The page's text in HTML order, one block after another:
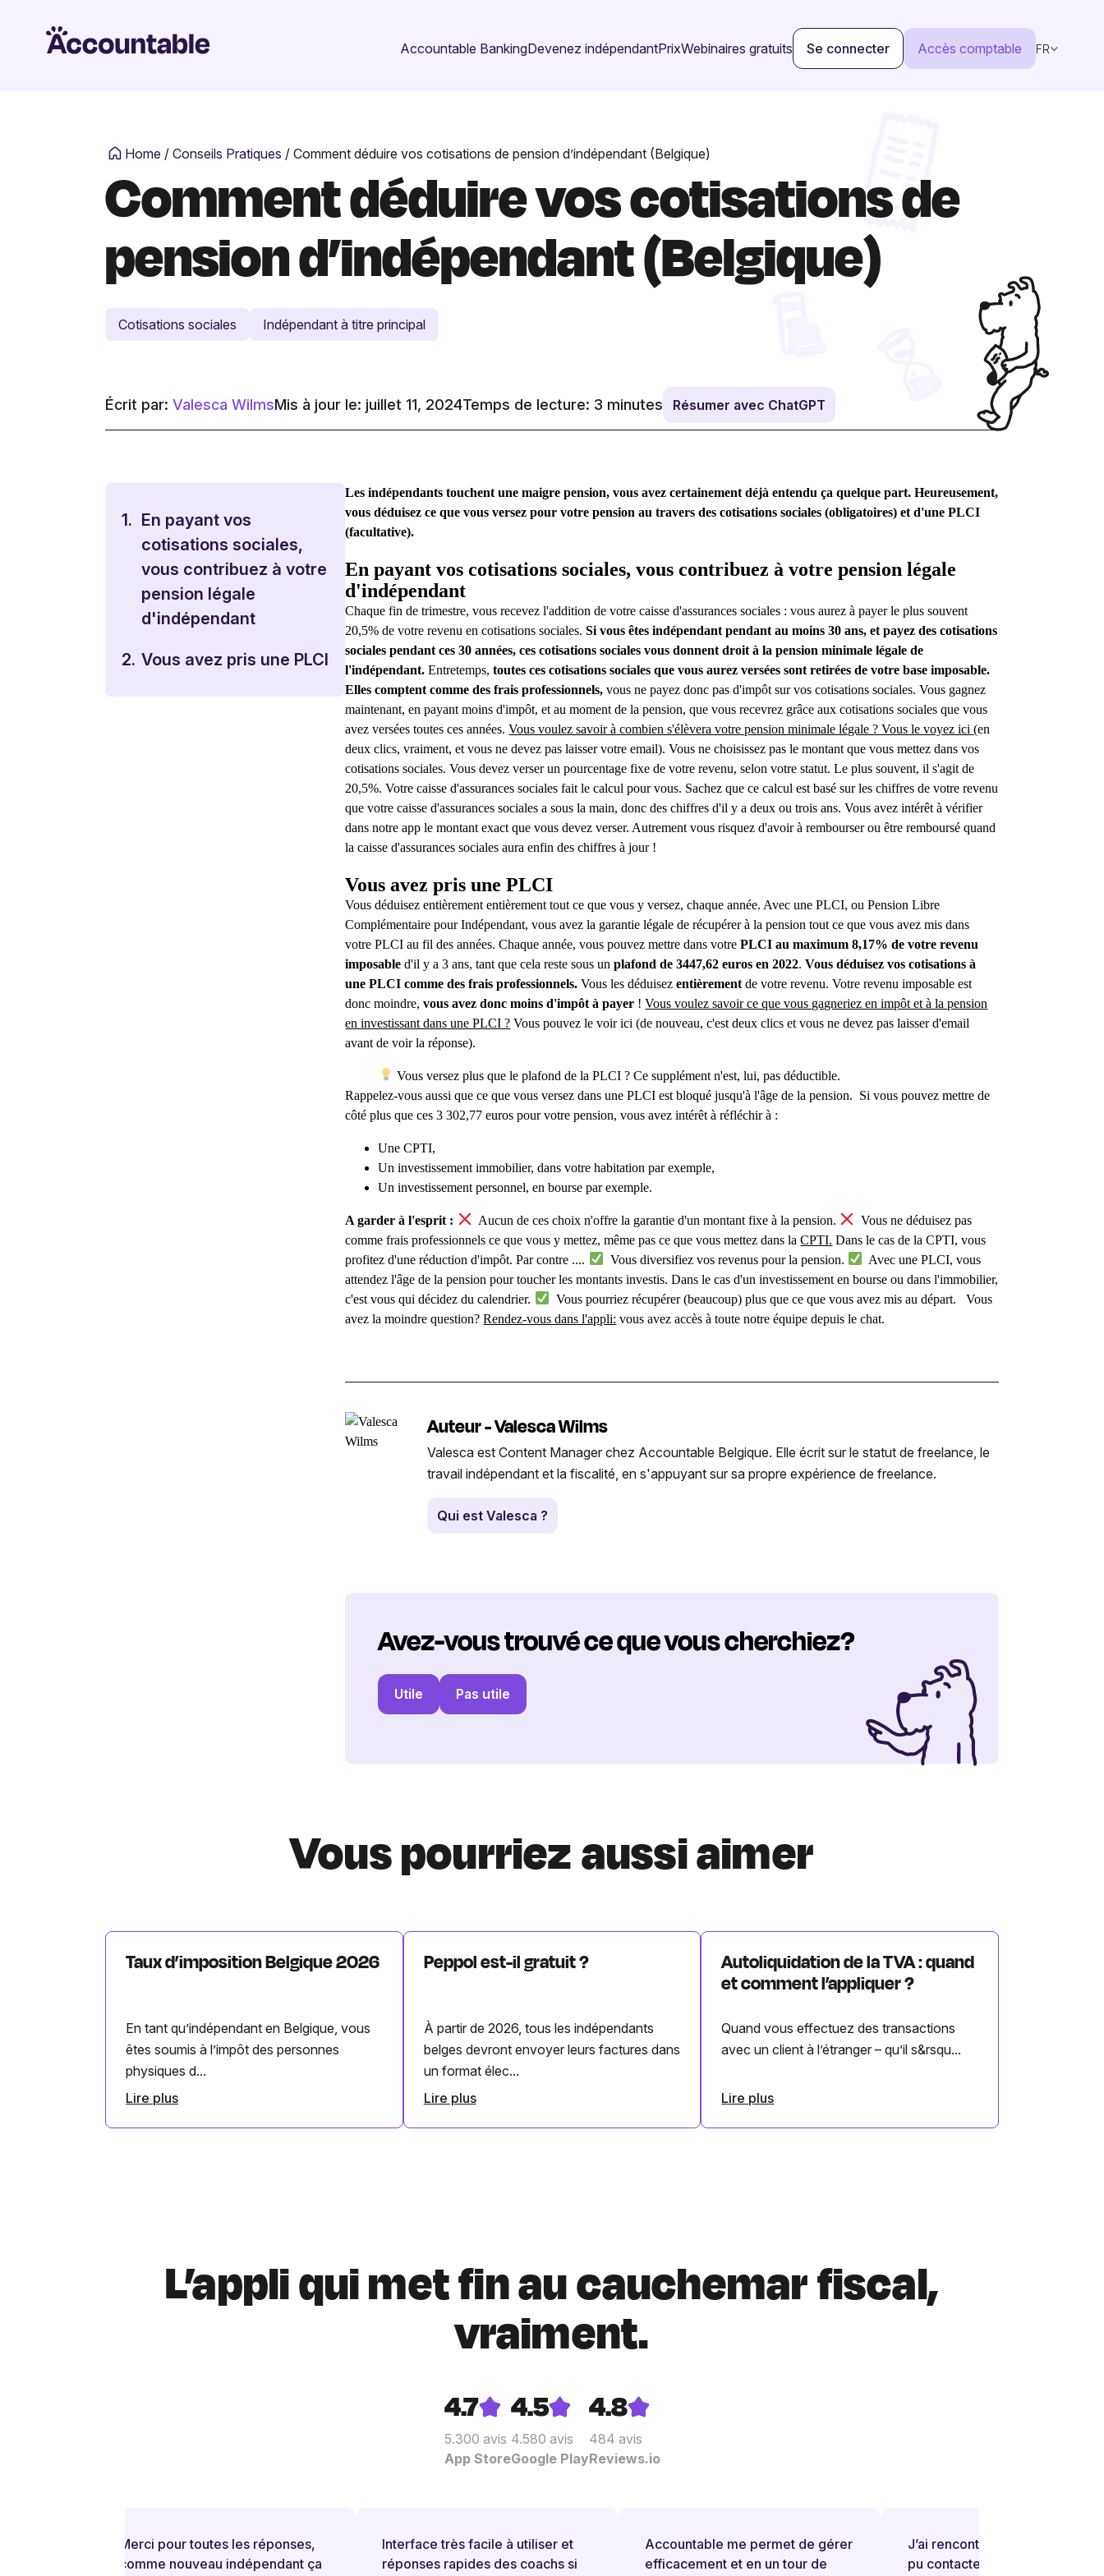
Accountable BankingDevenez indépendantPrixWebinaires gratuits Se connecter Accès comptable FR
Home / Conseils Pratiques / Comment déduire vos cotisations de pension d’indépendant (Belgique)
Comment déduire vos cotisations de
pension d’indépendant (Belgique)
Cotisations sociales Indépendant à titre principal
Écrit par: Valesca WilmsMis à jour le: juillet 11, 2024Temps de lecture: 3 minutes Résumer avec ChatGPT
1. En payant vos
cotisations sociales,
vous contribuez à votre
pension légale
d'indépendant
2. Vous avez pris une PLCI
Les indépendants touchent une maigre pension, vous avez certainement déjà entendu ça quelque part. Heureusement,
vous déduisez ce que vous versez pour votre pension au travers des cotisations sociales (obligatoires) et d'une PLCI
(facultative).
En payant vos cotisations sociales, vous contribuez à votre pension légale
d'indépendant
Chaque fin de trimestre, vous recevez l'addition de votre caisse d'assurances sociales : vous aurez à payer le plus souvent
20,5% de votre revenu en cotisations sociales.Si vous êtes indépendant pendant au moins 30 ans, et payez des cotisations
sociales pendant ces 30 années, ces cotisations sociales vous donnent droit à la pension minimale légale de
l'indépendant. Entretemps,toutes ces cotisations sociales que vous aurez versées sont retirées de votre base imposable.
Elles comptent comme des frais professionnels, vous ne payez donc pas d'impôt sur vos cotisations sociales. Vous gagnez
maintenant, en payant moins d'impôt, et au moment de la pension, que vous recevrez grâce aux cotisations sociales que vous
avez versées toutes ces années.Vous voulez savoir à combien s'élèvera votre pension minimale légale ? Vous le voyez ici(en
deux clics, vraiment, et vous ne devez pas laisser votre email). Vous ne choisissez pas le montant que vous mettez dans vos
cotisations sociales. Vous devez verser un pourcentage fixe de votre revenu, selon votre statut. Le plus souvent, il s'agit de
20,5%. Votre caisse d'assurances sociales fait le calcul pour vous. Sachez que ce calcul est basé sur les chiffres de votre revenu
que votre caisse d'assurances sociales a sous la main, donc des chiffres d'il y a deux ou trois ans. Vous avez intérêt à vérifier
dans notre app le montant exact que vous devez verser. Autrement vous risquez d'avoir à rembourser ou être remboursé quand
la caisse d'assurances sociales aura enfin des chiffres à jour !
Vous avez pris une PLCI
Vous déduisez entièrement entièrement tout ce que vous y versez, chaque année. Avec une PLCI, ou Pension Libre
Complémentaire pour Indépendant, vous avez la garantie légale de récupérer à la pension tout ce que vous avez mis dans
votre PLCI au fil des années. Chaque année, vous pouvez mettre dans votrePLCI au maximum 8,17% de votre revenu
imposable d'il y a 3 ans, tant que cela reste sous unplafond de 3447,62 euros en 2022.Vous déduisez vos cotisations à
une PLCI comme des frais professionnels. Vous les déduisezentièrement de votre revenu. Votre revenu imposable est
donc moindre,vous avez donc moins d'impôt à payer !Vous voulez savoir ce que vous gagneriez en impôt et à la pension
en investissant dans une PLCI ? Vous pouvez le voir ici (de nouveau, c'est deux clics et vous ne devez pas laisser d'email
avant de voir la réponse).
Vous versez plus que le plafond de la PLCI ? Ce supplément n'est, lui, pas déductible.
Rappelez-vous aussi que ce que vous versez dans une PLCI est bloqué jusqu'à l'âge de la pension. Si vous pouvez mettre de
côté plus que ces 3 302,77 euros pour votre pension, vous avez intérêt à réfléchir à :
Une CPTI,
Un investissement immobilier, dans votre habitation par exemple,
Un investissement personnel, en bourse par exemple.
A garder à l'esprit : Aucun de ces choix n'offre la garantie d'un montant fixe à la pension.
Vous ne déduisez pas
comme frais professionnels ce que vous y mettez, même pas ce que vous mettez dans laCPTI. Dans le cas de la CPTI, vous
profitez d'une réduction d'impôt. Par contre ....
Vous diversifiez vos revenus pour la pension.
Avec une PLCI, vous
attendez l'âge de la pension pour toucher les montants investis. Dans le cas d'un investissement en bourse ou dans l'immobilier,
c'est vous qui décidez du calendrier.
Vous pourriez récupérer (beaucoup) plus que ce que vous avez mis au départ. Vous
avez la moindre question?Rendez-vous dans l'appli: vous avez accès à toute notre équipe depuis le chat.
Auteur - Valesca Wilms
Valesca est Content Manager chez Accountable Belgique. Elle écrit sur le statut de freelance, le
travail indépendant et la fiscalité, en s'appuyant sur sa propre expérience de freelance.
Qui est Valesca ?
Avez-vous trouvé ce que vous cherchiez?
Utile Pas utile
Vous pourriez aussi aimer
Taux d’imposition Belgique 2026
En tant qu’indépendant en Belgique, vous
êtes soumis à l’impôt des personnes
physiques d...
Lire plus
Peppol est-il gratuit ?
À partir de 2026, tous les indépendants
belges devront envoyer leurs factures dans
un format élec...
Lire plus
Autoliquidation de la TVA : quand
et comment l’appliquer ?
Quand vous effectuez des transactions
avec un client à l’étranger – qu’il s&rsqu...
Lire plus
L’appli qui met fin au cauchemar fiscal,
vraiment.
4.7
5.300 avis
App Store
4.5
4.580 avis
Google Play
4.8
484 avis
Reviews.io
Merci pour toutes les réponses,
comme nouveau indépendant ça
Interface très facile à utiliser et
réponses rapides des coachs si
Accountable me permet de gérer
efficacement et en un tour de
J’ai rencontré une difficulté et j’ai
pu contacter rapidement une